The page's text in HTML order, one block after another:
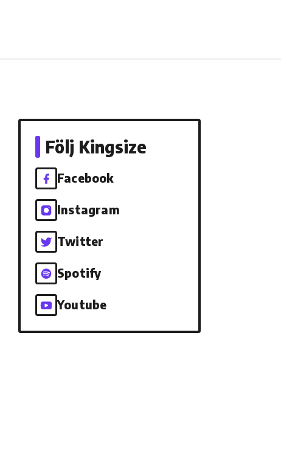
Följ Kingsize
Facebook
Instagram
Twitter
Spotify
Youtube